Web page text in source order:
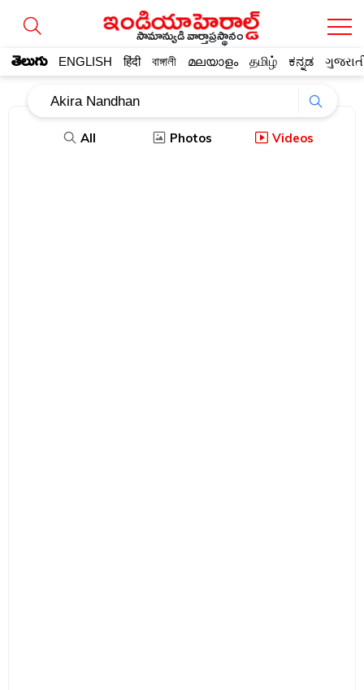
సామాన్యుడి వార్తాప్రస్థానం
తెలుగు ENGLISH हिंदी বাঙ্গালী മലയാളം தமிழ் ಕನ್ನಡ
All Photos Videos